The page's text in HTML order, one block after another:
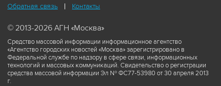
Обратная связь Контакты
© 2013-2026 АГН «Москва»
Средство массовой информации информационное агентство
«Агентство городских новостей «Москва» зарегистрировано в
Федеральной службе по надзору в сфере связи, информационных
технологий и массовых коммуникаций. Свидетельство о регистрации
средства массовой информации Эл № ФС77-53980 от 30 апреля 2013
г.